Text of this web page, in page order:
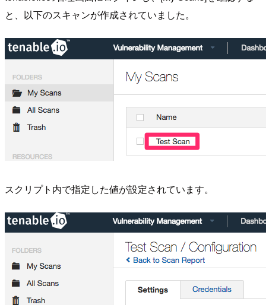
と、以下のスキャンが作成されていました。
スクリプト内で指定した値が設定されています。